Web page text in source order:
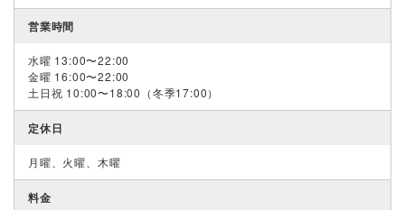
営業時間
水曜 13:00〜22:00
金曜 16:00〜22:00
土日祝 10:00〜18:00（冬季17:00）
定休日
月曜、火曜、木曜
料金